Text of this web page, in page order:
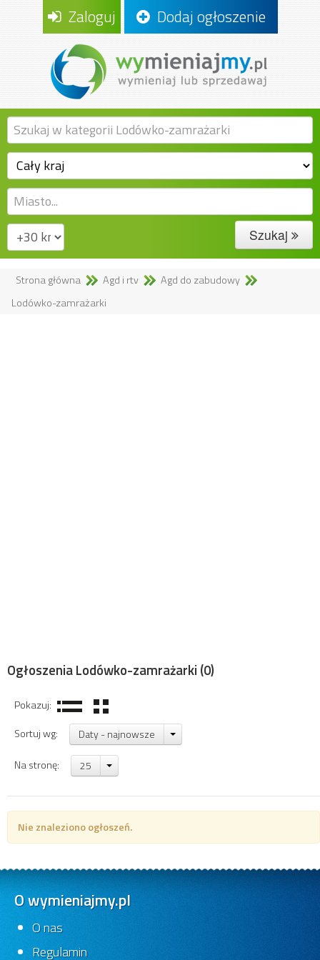
Zaloguj Dodaj ogłoszenie
Szukaj
Strona główna Agd i rtv
Agd do zabudowy
Lodówko-zamrażarki
Ogłoszenia Lodówko-zamrażarki (0)
Pokazuj:
Sortuj wg:
Daty - najnowsze
Na stronę: 25
Nie znaleziono ogłoszeń.
O wymieniajmy.pl
O nas
Regulamin